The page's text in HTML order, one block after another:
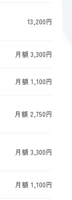
13,200円
月額 3,300円
月額 1,100円
月額 2,750円
月額 3,300円
月額 1,100円